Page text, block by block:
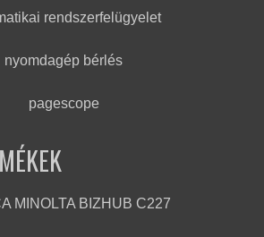
rendszerfelügyelet
nyomdagép bérlés
pagescope
MINOLTA BIZHUB C227